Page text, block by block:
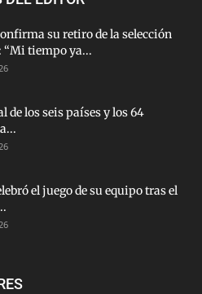
su retiro de la selección
“Mi tiempo ya...
de los seis países y los 64
el juego de su equipo tras el